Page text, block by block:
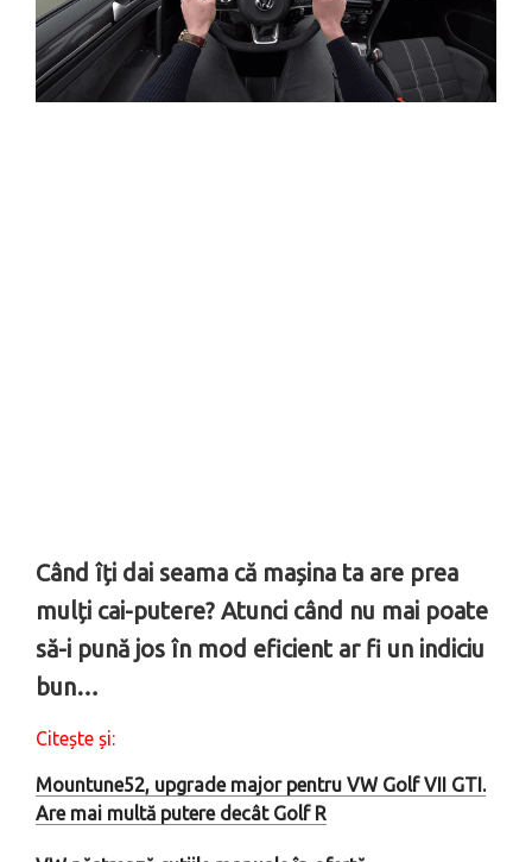
Când îți dai seama că mașina ta are prea
mulți cai-putere? Atunci când nu mai poate
să-i pună jos în mod eficient ar fi un indiciu
bun…
Citește și:
Mountune52, upgrade major pentru VW Golf VII GTI.
Are mai multă putere decât Golf R